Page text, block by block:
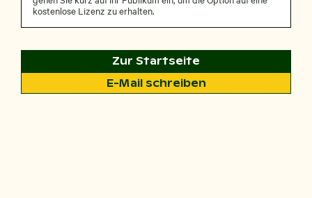
kostenlose Lizenz zu erhalten.
Zur Startseite
E-Mail schreiben